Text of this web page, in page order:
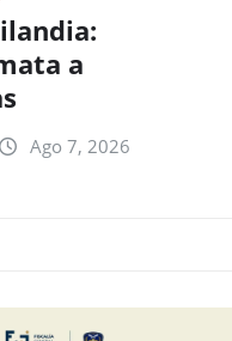
a
Ago 7, 2026